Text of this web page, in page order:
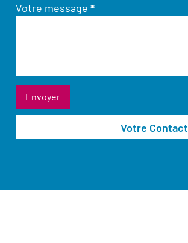
Votre message *
Votre Contact